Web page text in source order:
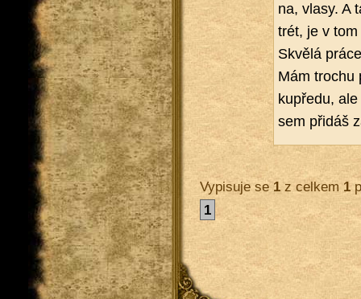
na, vlasy. A
trét, je v
Skvě­lá
Mám tro­chu
kupře­du,
sem při­dáš
Vypisuje se1z celkem 1
1